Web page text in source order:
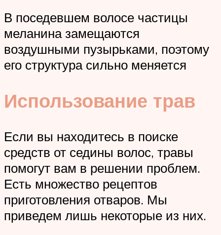
В поседевшем волосе частицы
меланина замещаются
воздушными пузырьками, поэтому
его структура сильно меняется
Использование трав
Если вы находитесь в поиске
средств от седины волос, травы
помогут вам в решении проблем.
Есть множество рецептов
приготовления отваров. Мы
приведем лишь некоторые из них.